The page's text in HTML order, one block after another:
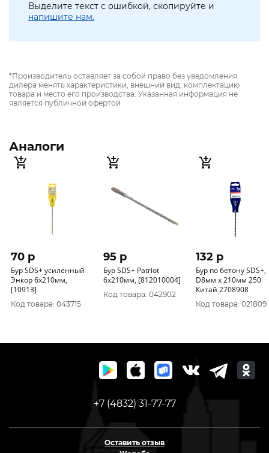
Выделите текст с ошибкой, скопируйте и
напишите нам.
*Производитель оставляет за собой право без уведомления
дилера менять характеристики, внешний вид, комплектацию
товара и место его производства. Указанная информация не
является публичной офертой
Аналоги
70 p
Бур SDS+ усиленный
Энкор 6x210мм,
[10913]
Код товара: 043715
95 p
Бур SDS+ Patriot
6x210мм, [812010004]
Код товара: 042902
132 p
Бур по бетону SDS+,
D8мм х 210мм 250
Китай 2708908
Код товара: 021809
+7 (4832) 31-77-77
Оставить отзыв